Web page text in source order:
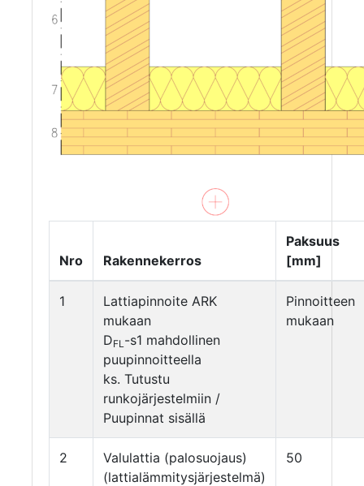
Nro Rakennekerros
Paksuus
[mm]
1
Lattiapinnoite ARK
mukaan
DFL-s1 mahdollinen
puupinnoitteella
ks. Tutustu
runkojärjestelmiin /
Puupinnat sisällä
Pinnoitteen
mukaan
2
Valulattia (palosuojaus)
(lattialämmitysjärjestelmä)
50